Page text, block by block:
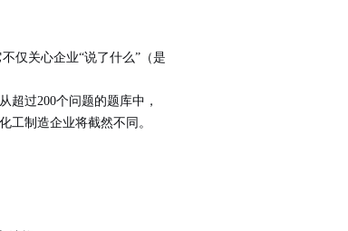
仅关心企业“说了什么”（是
超过200个问题的题库中，
制造企业将截然不同。